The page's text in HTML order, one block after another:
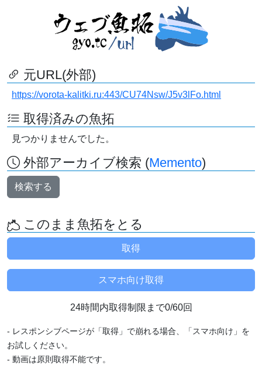
元URL(外部)
https://vorota-kalitki.ru:443/CU74Nsw/J5v3lFo.html
取得済みの魚拓
見つかりませんでした。
外部アーカイブ検索 (Memento)
検索する
このまま魚拓をとる
24時間内取得制限まで0/60回
- レスポンシブページが「取得」で崩れる場合、「スマホ向け」を
お試しください。
- 動画は原則取得不能です。